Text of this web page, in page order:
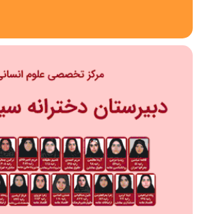
منطقه
مقطع تحصیلی
دوره اول متوسطه
دوره دوم متوسطه- فنی
دوره دوم متوسطه- نظری